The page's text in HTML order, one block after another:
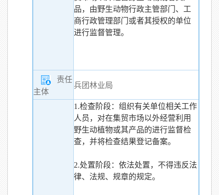
品，由野生动物行政主管部门、工
商行政管理部门或者其授权的单位
进行监督管理。
责任
主体
兵团林业局
1.检查阶段：组织有关单位相关工作
人员，对在集贸市场以外经营利用
野生动植物或其产品的进行监督检
查，并将检查结果登记备案。
2.处置阶段：依法处置，不得违反法
律、法规、规章的规定。